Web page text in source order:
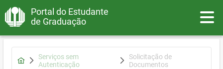
Portal do Estudante
de Graduação
Serviços sem
Autenticação
Solicitação de
Documentos